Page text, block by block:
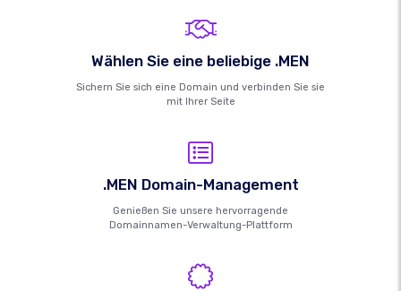
Wählen Sie eine beliebige .MEN
Sichern Sie sich eine Domain und verbinden Sie sie
mit Ihrer Seite
.MEN Domain-Management
Genießen Sie unsere hervorragende
Domainnamen-Verwaltung-Plattform